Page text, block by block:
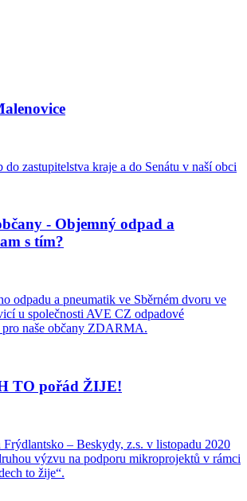
zastupitelstva kraje a do Senátu v naší obci
- Objemný odpad a
s tím?
odpadu a pneumatik ve Sběrném dvoru ve
u společnosti AVE CZ odpadové
pro naše občany ZDARMA.
TO pořád ŽIJE!
– Beskydy, z.s. v listopadu 2020
výzvu na podporu mikroprojektů v rámci
to žije“.